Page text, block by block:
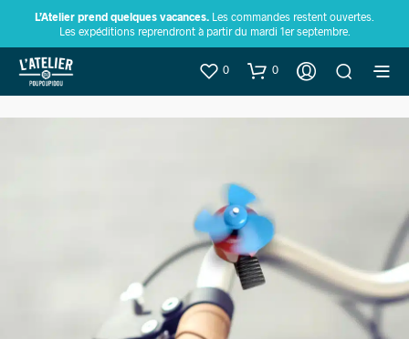
L’Atelier prend quelques vacances. Les commandes restent ouvertes.
Les expéditions reprendront à partir du mardi 1er septembre.
0 0